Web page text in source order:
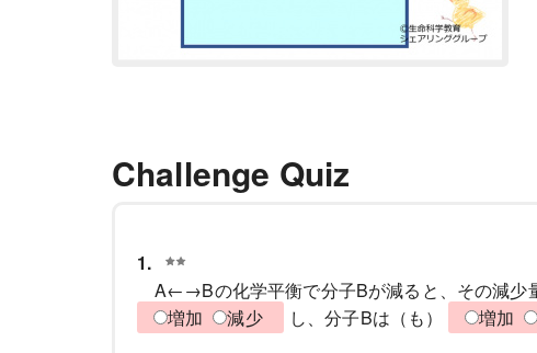
Challenge Quiz
1.
A←→Bの化学平衡で分子Bが減ると、その減少
増加
減少 し、分子Bは（も） 増加